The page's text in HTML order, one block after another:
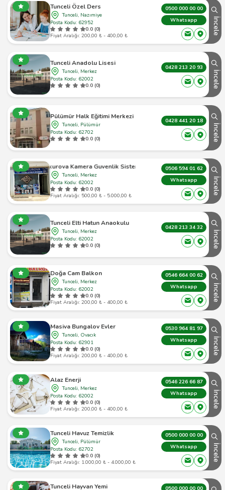
Tunceli Özel Ders
Tunceli, Nazımiye
Posta Kodu: 62952
0.0 (0)
Fiyat Aralığı: 200,00 ₺ - 400,00 ₺
0500 000 00 00
Whatsapp
İncele
Tunceli Anadolu Lisesi
Tunceli, Merkez
Posta Kodu: 62002
0.0 (0)
0428 213 20 93
İncele
Pülümür Halk Eğitimi Merkezi
Tunceli, Pülümür
Posta Kodu: 62702
0.0 (0)
0428 441 20 18
İncele
Çukurova Kamera Guvenlik Sistemleri
Tunceli, Merkez
Posta Kodu: 62002
0.0 (0)
Fiyat Aralığı: 500,00 ₺ - 5.000,00 ₺
0506 594 01 62
Whatsapp
İncele
Tunceli Elti Hatun Anaokulu
Tunceli, Merkez
Posta Kodu: 62002
0.0 (0)
0428 213 34 32
İncele
Doğa Cam Balkon
Tunceli, Merkez
Posta Kodu: 62002
0.0 (0)
Fiyat Aralığı: 200,00 ₺ - 400,00 ₺
0546 664 00 62
Whatsapp
İncele
Masiva Bungalov Evler
Tunceli, Ovacık
Posta Kodu: 62901
0.0 (0)
Fiyat Aralığı: 200,00 ₺ - 400,00 ₺
0530 964 81 97
Whatsapp
İncele
Alaz Enerji
Tunceli, Merkez
Posta Kodu: 62002
0.0 (0)
Fiyat Aralığı: 200,00 ₺ - 400,00 ₺
0546 226 66 87
Whatsapp
İncele
Tunceli Havuz Temizlik
Tunceli, Pülümür
Posta Kodu: 62702
0.0 (0)
Fiyat Aralığı: 1.000,00 ₺ - 4.000,00 ₺
0500 000 00 00
Whatsapp
İncele
Tunceli Hayvan Yemi 0500 000 00 00